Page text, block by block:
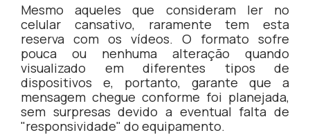
Mesmo aqueles que consideram ler no
celular cansativo, raramente tem esta
reserva com os vídeos. O formato sofre
pouca ou nenhuma alteração quando
visualizado em diferentes tipos de
dispositivos e, portanto, garante que a
mensagem chegue conforme foi planejada,
sem surpresas devido a eventual falta de
"responsividade" do equipamento.